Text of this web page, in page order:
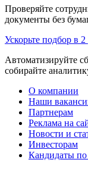
Проверяйте
документы без
Ускорьте подбор в
Автоматизируйте
собирайте
О компании
Наши
Партнерам
Реклама на
Новости и
Инвесторам
Кандидаты